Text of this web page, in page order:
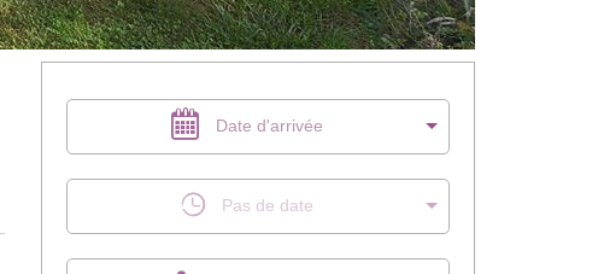
Date d'arrivée
Pas de date